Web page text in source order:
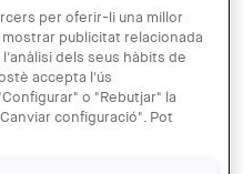
de lo
per oferir-li una millor
publicitat relacionada
dels seus hàbits de
accepta l'ús
o "Rebutjar" la
configuració". Pot